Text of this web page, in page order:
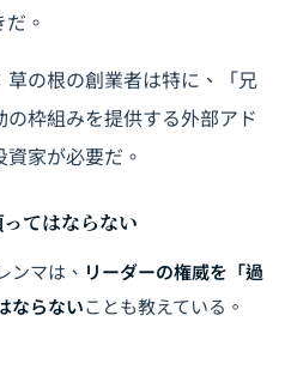
。
草の根の創業者は特に、「兄
枠組みを提供する外部アド
家が必要だ。
てはならない
ンマは、 リーダーの権威を「過
ならないことも教えている。